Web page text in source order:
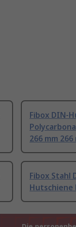
Fibox DIN-
266 mm 266
Fibox Stahl
Hutschiene